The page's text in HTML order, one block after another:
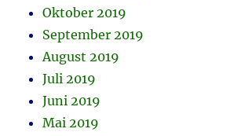
Oktober 2019
September 2019
August 2019
Juli 2019
Juni 2019
Mai 2019